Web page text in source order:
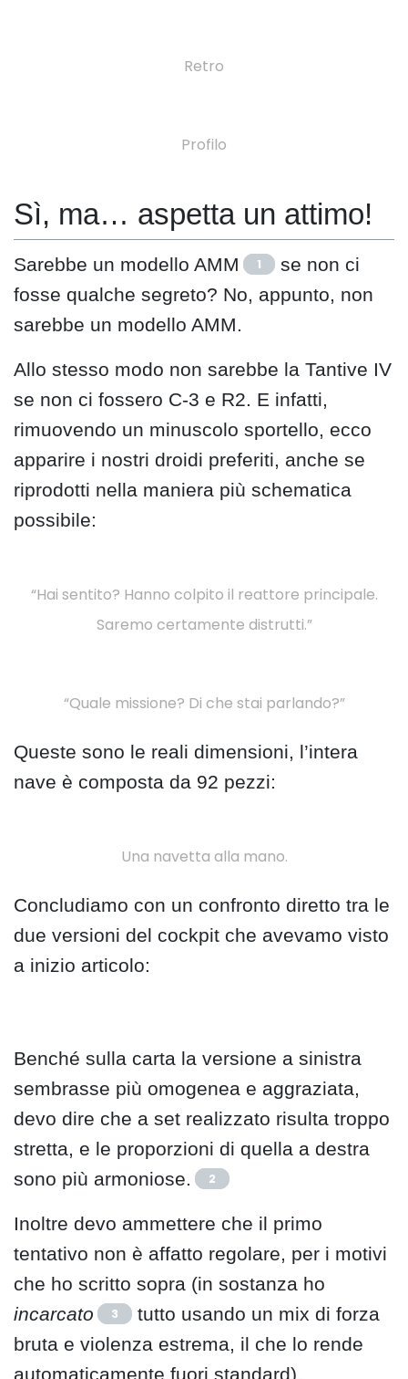
Retro
Profilo
Sì, ma… aspetta un attimo!
Sarebbe un modello AMM 1
se non ci
fosse qualche segreto? No, appunto, non
sarebbe un modello AMM.
Allo stesso modo non sarebbe la Tantive IV
se non ci fossero C-3 e R2. E infatti,
rimuovendo un minuscolo sportello, ecco
apparire i nostri droidi preferiti, anche se
riprodotti nella maniera più schematica
possibile:
“Hai sentito? Hanno colpito il reattore principale.
Saremo certamente distrutti.”
“Quale missione? Di che stai parlando?”
Queste sono le reali dimensioni, l’intera
nave è composta da 92 pezzi:
Una navetta alla mano.
Concludiamo con un confronto diretto tra le
due versioni del cockpit che avevamo visto
a inizio articolo:
Benché sulla carta la versione a sinistra
sembrasse più omogenea e aggraziata,
devo dire che a set realizzato risulta troppo
stretta, e le proporzioni di quella a destra
sono più armoniose.
2
Inoltre devo ammettere che il primo
tentativo non è affatto regolare, per i motivi
che ho scritto sopra (in sostanza ho
incarcato
3
tutto usando un mix di forza
bruta e violenza estrema, il che lo rende
automaticamente fuori standard).